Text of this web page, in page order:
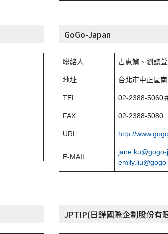
GoGo-Japan
聯絡人 古恵媜、劉懿萱
地址 台北市中正區
TEL 02-2388-5060
FAX 02-2388-5080
URL http://
E-MAIL
JPTIP(日鏵國際企劃股份有